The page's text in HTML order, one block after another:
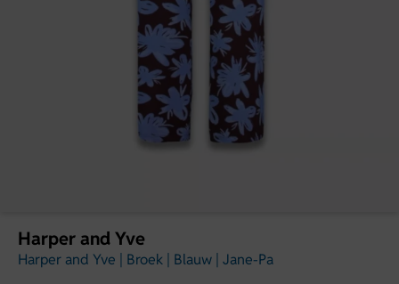
Harper and Yve
Harper and Yve | Broek | Blauw | Jane-Pa